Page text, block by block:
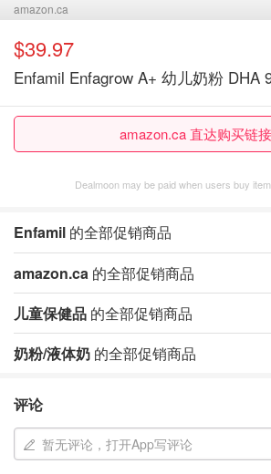
amazon.ca
$39.97
Enfamil Enfagrow A+ 幼儿奶粉 DHA
amazon.ca 直达购买链
Dealmoon may be paid when users buy
Enfamil 的全部促销商品
amazon.ca 的全部促销商品
儿童保健品 的全部促销商品
奶粉/液体奶 的全部促销商品
评论
暂无评论，打开App写评论